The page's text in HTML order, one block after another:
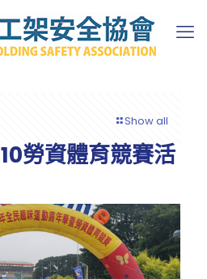
Show all
勞資體育競賽活